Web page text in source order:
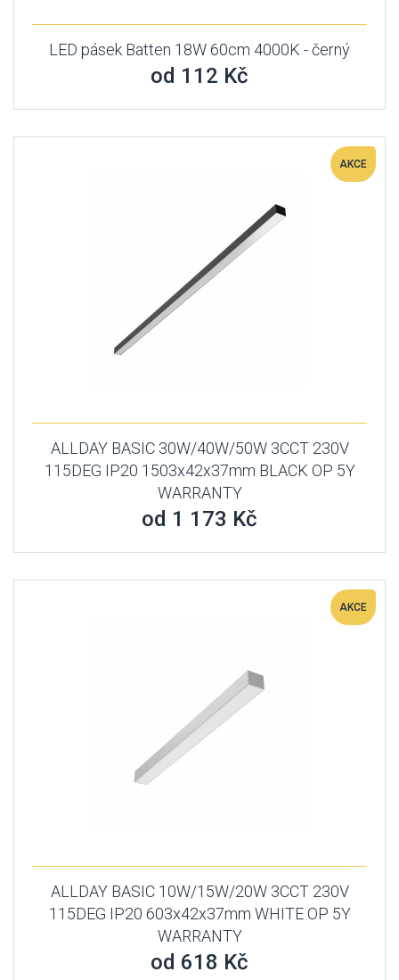
LED pásek Batten 18W 60cm 4000K - černý
od 112 Kč
AKCE
ALLDAY BASIC 30W/40W/50W 3CCT 230V
115DEG IP20 1503x42x37mm BLACK OP 5Y
WARRANTY
od 1 173 Kč
AKCE
ALLDAY BASIC 10W/15W/20W 3CCT 230V
115DEG IP20 603x42x37mm WHITE OP 5Y
WARRANTY
od 618 Kč